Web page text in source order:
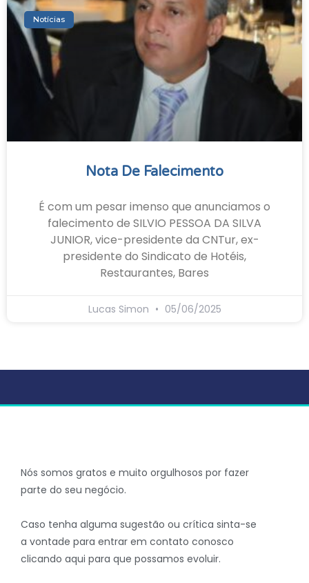
Notícias
Nota De Falecimento
É com um pesar imenso que anunciamos o
falecimento de SILVIO PESSOA DA SILVA
JUNIOR, vice-presidente da CNTur, ex-
presidente do Sindicato de Hotéis,
Restaurantes, Bares
Lucas Simon 05/06/2025
Nós somos gratos e muito orgulhosos por fazer
parte do seu negócio.
Caso tenha alguma sugestão ou crítica sinta-se
a vontade para entrar em contato conosco
clicando aqui para que possamos evoluir.